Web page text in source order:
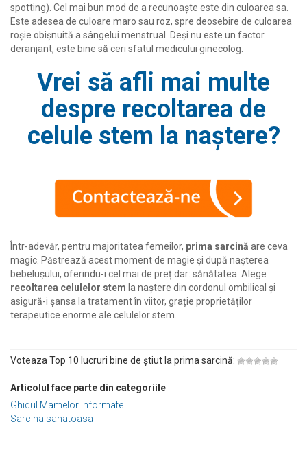
spotting). Cel mai bun mod de a recunoaște este din culoarea sa.
Este adesea de culoare maro sau roz, spre deosebire de culoarea
roșie obișnuită a sângelui menstrual. Deși nu este un factor
deranjant, este bine să ceri sfatul medicului ginecolog.
Vrei să afli mai multe
despre recoltarea de
celule stem la naștere?
Într-adevăr, pentru majoritatea femeilor, prima sarcină are ceva
magic. Păstrează acest moment de magie și după nașterea
bebelușului, oferindu-i cel mai de preț dar: sănătatea. Alege
recoltarea celulelor stem la naștere din cordonul ombilical și
asigură-i șansa la tratament în viitor, grație proprietăților
terapeutice enorme ale celulelor stem.
Voteaza Top 10 lucruri bine de știut la prima sarcină:
Articolul face parte din categoriile
Ghidul Mamelor Informate
Sarcina sanatoasa